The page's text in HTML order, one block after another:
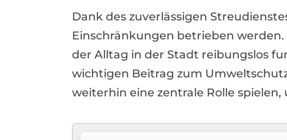
Dank des zuverlässigen
Einschränkungen betrieben werden.
der Alltag in der Stadt reibungslos
wichtigen Beitrag zum
weiterhin eine zentrale Rolle